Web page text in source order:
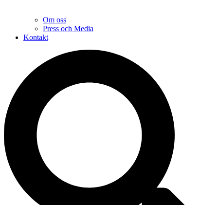
Om oss
Press och Media
Kontakt